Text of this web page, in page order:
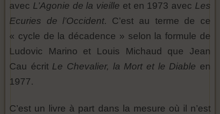
avec L’Agonie de la vieille et en 1973 avec Les
Ecuries de l’Occident. C’est au terme de ce
« cycle de la décadence » selon la formule de
Ludovic Marino et Louis Michaud que Jean
Cau écrit Le Chevalier, la Mort et le Diable en
1977.
C’est un livre à part dans la mesure où il n’est